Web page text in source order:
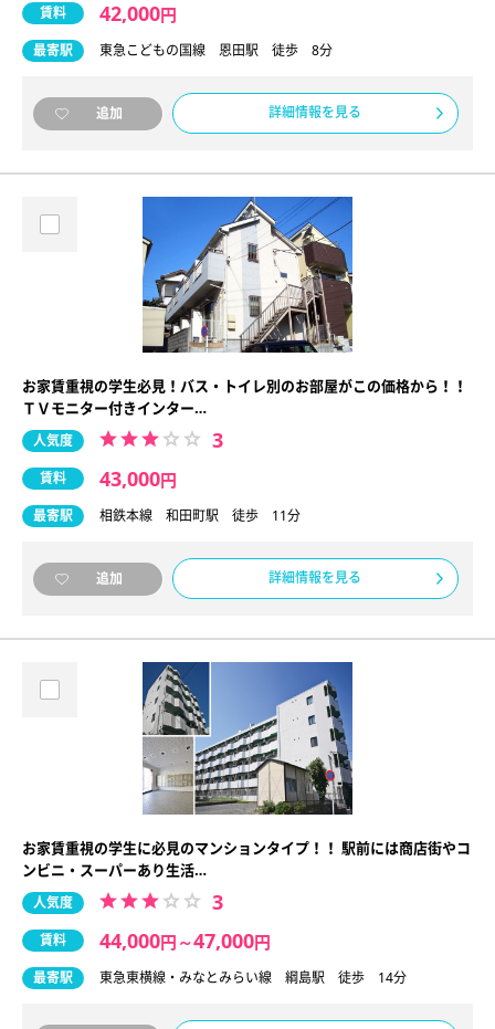
賃料 42,000円
最寄駅 東急こどもの国線 恩田駅 徒歩 8分
追加 詳細情報を見る
お家賃重視の学生必見！バス・トイレ別のお部屋がこの価格から！！
ＴＶモニター付きインター…
人気度 3
賃料 43,000円
最寄駅 相鉄本線 和田町駅 徒歩 11分
追加 詳細情報を見る
お家賃重視の学生に必見のマンションタイプ！！ 駅前には商店街やコ
ンビニ・スーパーあり生活…
人気度 3
賃料 44,000円 ～47,000円
最寄駅 東急東横線・みなとみらい線 綱島駅 徒歩 14分